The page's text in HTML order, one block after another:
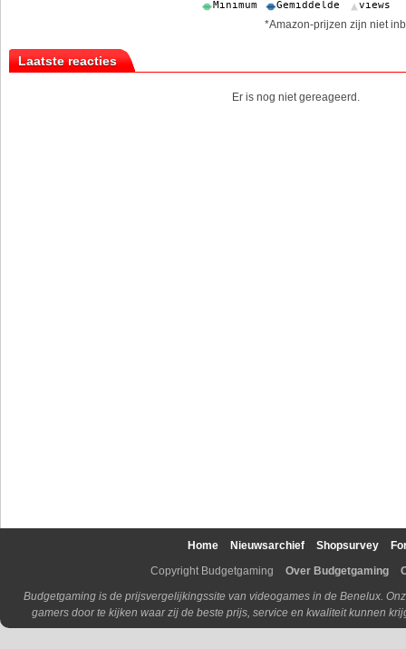
*Amazon-prijzen zijn niet
Laatste reacties
Er is nog niet gereageerd.
Home Nieuwsarchief Shopsurvey
Copyright Budgetgaming
Over Budgetgaming
Budgetgaming is de prijsvergelijkingssite van videogames in de Benelux.
gamers door te kijken waar zij de beste prijs, service en kwaliteit kunnen